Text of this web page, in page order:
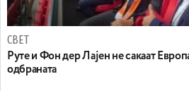
СВЕТ
Руте и Фон дер Лајен не сакаат
одбраната